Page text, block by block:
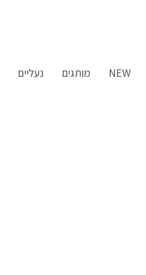
NEW מותגים נעליים